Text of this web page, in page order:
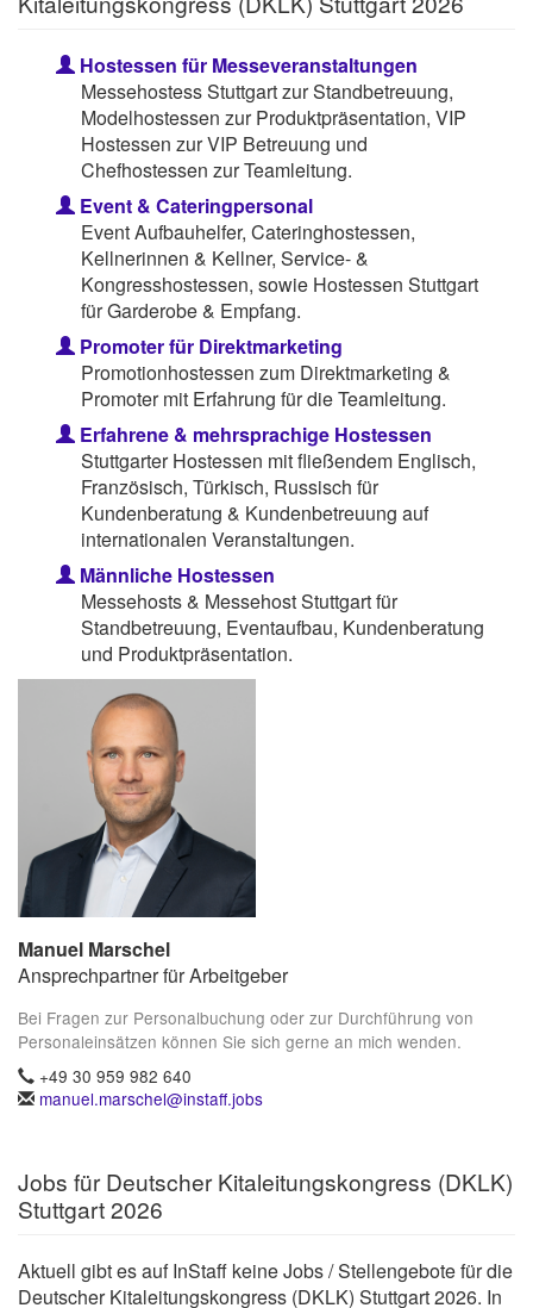
Hostessen für Messeveranstaltungen
Messehostess Stuttgart zur Standbetreuung,
Modelhostessen zur Produktpräsentation, VIP
Hostessen zur VIP Betreuung und
Chefhostessen zur Teamleitung.
Event & Cateringpersonal
Event Aufbauhelfer, Cateringhostessen,
Kellnerinnen & Kellner, Service- &
Kongresshostessen, sowie Hostessen Stuttgart
für Garderobe & Empfang.
Promoter für Direktmarketing
Promotionhostessen zum Direktmarketing &
Promoter mit Erfahrung für die Teamleitung.
Erfahrene & mehrsprachige Hostessen
Stuttgarter Hostessen mit fließendem Englisch,
Französisch, Türkisch, Russisch für
Kundenberatung & Kundenbetreuung auf
internationalen Veranstaltungen.
Männliche Hostessen
Messehosts & Messehost Stuttgart für
Standbetreuung, Eventaufbau, Kundenberatung
und Produktpräsentation.
Manuel Marschel
Ansprechpartner für Arbeitgeber
Bei Fragen zur Personalbuchung oder zur Durchführung von
Personaleinsätzen können Sie sich gerne an mich wenden.
+49 30 959 982 640
manuel.marschel@instaff.jobs
Jobs für Deutscher Kitaleitungskongress (DKLK)
Stuttgart 2026
Aktuell gibt es auf InStaff keine Jobs / Stellengebote für die
Deutscher Kitaleitungskongress (DKLK) Stuttgart 2026. In